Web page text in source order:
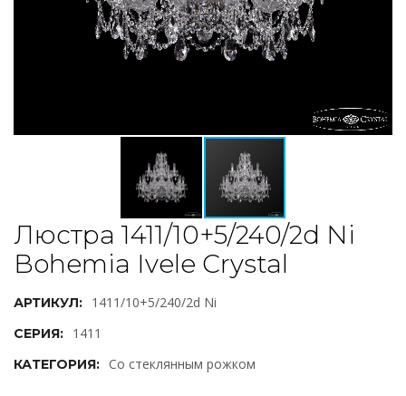
Люстра 1411/10+5/240/2d Ni
Bohemia Ivele Crystal
АРТИКУЛ: 1411/10+5/240/2d Ni
СЕРИЯ: 1411
КАТЕГОРИЯ: Со стеклянным рожком